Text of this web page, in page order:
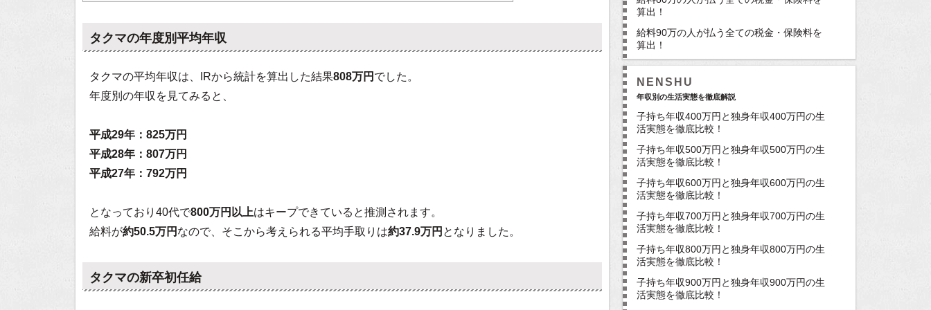
タクマの年度別平均年収
タクマの平均年収は、IRから統計を算出した結果808万円 でした。
年度別の年収を見てみると、
平成29年：825万円
平成28年：807万円
平成27年：792万円
となっており40代で800万円以上はキープできていると推測されます。
給料が約50.5万円 なので、そこから考えられる平均手取りは約37.9万円 となりました。
タクマの新卒初任給
算出！
給料90万の人が払う全ての税金・保険料を
算出！
NENSHU
年収別の生活実態を徹底解説
子持ち年収400万円と独身年収400万円の生
活実態を徹底比較！
子持ち年収500万円と独身年収500万円の生
活実態を徹底比較！
子持ち年収600万円と独身年収600万円の生
活実態を徹底比較！
子持ち年収700万円と独身年収700万円の生
活実態を徹底比較！
子持ち年収800万円と独身年収800万円の生
活実態を徹底比較！
子持ち年収900万円と独身年収900万円の生
活実態を徹底比較！